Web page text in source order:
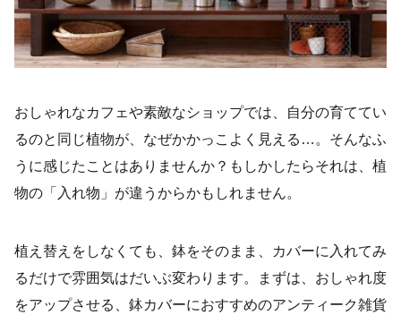
おしゃれなカフェや素敵なショップでは、自分の育ててい
るのと同じ植物が、なぜかかっこよく見える…。そんなふ
うに感じたことはありませんか？もしかしたらそれは、植
物の「入れ物」が違うからかもしれません。
植え替えをしなくても、鉢をそのまま、カバーに入れてみ
るだけで雰囲気はだいぶ変わります。まずは、おしゃれ度
をアップさせる、鉢カバーにおすすめのアンティーク雑貨